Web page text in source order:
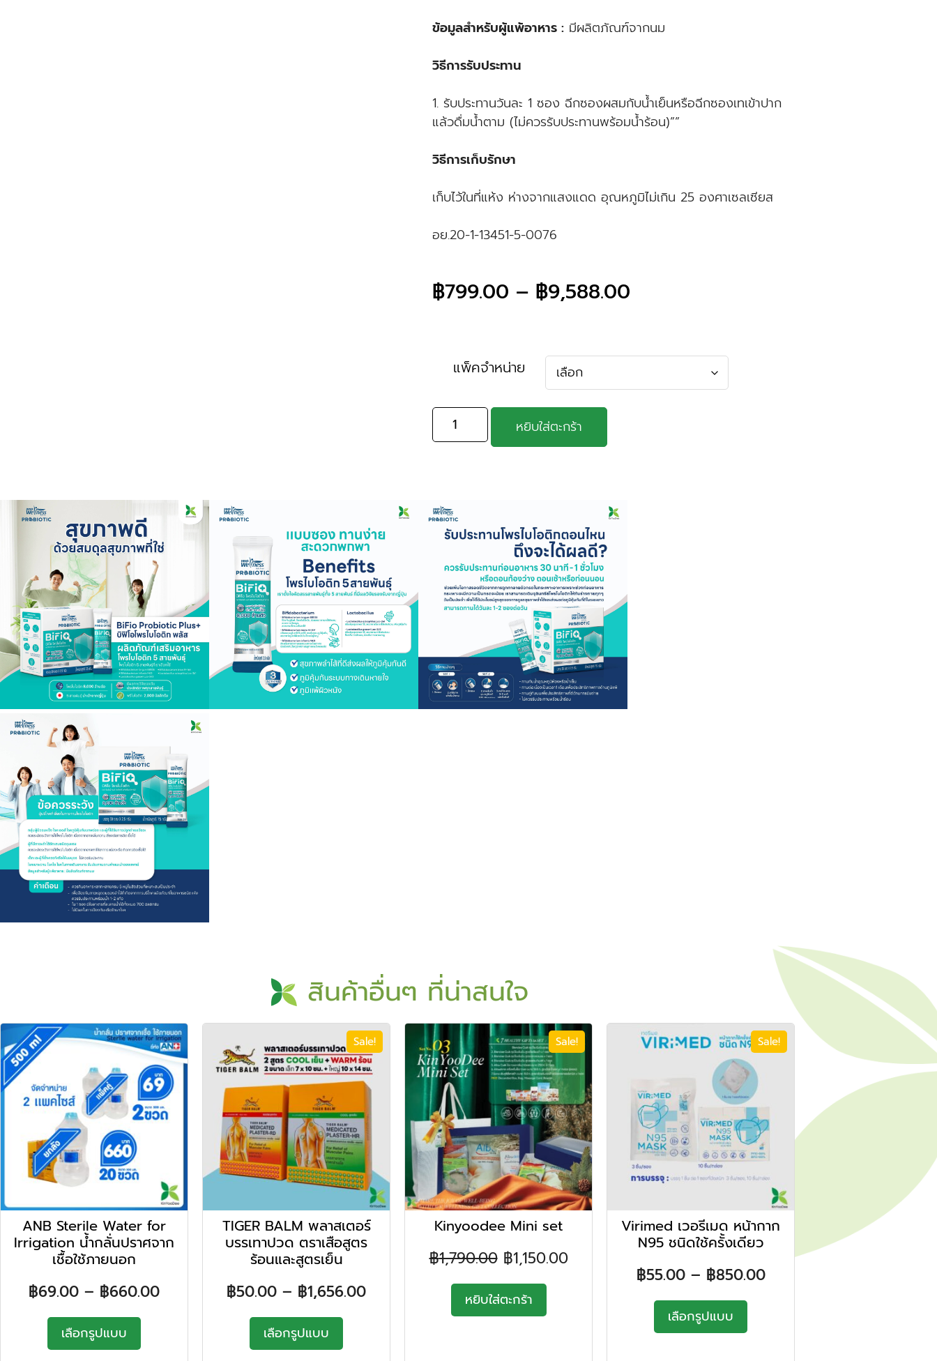
ข้อมูลสำหรับผู้แพ้อาหาร : มีผลิตภัณฑ์จากนม
วิธีการรับประทาน
1. รับประทานวันละ 1 ซอง ฉีกซองผสมกับน้ำเย็นหรือฉีกซองเทเข้าปาก
แล้วดื่มน้ำตาม (ไม่ควรรับประทานพร้อมน้ำร้อน)””
วิธีการเก็บรักษา
เก็บไว้ในที่แห้ง ห่างจากแสงแดด อุณหภูมิไม่เกิน 25 องศาเซลเซียส
อย.20-1-13451-5-0076
฿799.00 – ฿9,588.00
แพ็คจำหน่าย
หยิบใส่ตะกร้า
สินค้าอื่นๆ ที่น่าสนใจ
ANB Sterile Water for
Irrigation น้ำกลั่นปราศจาก
เชื้อใช้ภายนอก
฿69.00 – ฿660.00
เลือกรูปแบบ
Sale!
TIGER BALM พลาสเตอร์
บรรเทาปวด ตราเสือสูตร
ร้อนและสูตรเย็น
฿50.00 – ฿1,656.00
เลือกรูปแบบ
Sale!
Kinyoodee Mini set
฿1,790.00 ฿1,150.00
หยิบใส่ตะกร้า
Sale!
Virimed เวอรีเมด หน้ากาก
N95 ชนิดใช้ครั้งเดียว
฿55.00 – ฿850.00
เลือกรูปแบบ